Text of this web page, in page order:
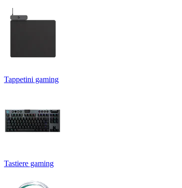
Tappetini gaming
Tastiere gaming